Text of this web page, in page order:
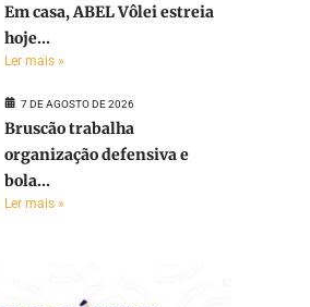
Em casa, ABEL Vôlei estreia
hoje...
Ler mais »
7 DE AGOSTO DE 2026
Bruscão trabalha
organização defensiva e
bola...
Ler mais »